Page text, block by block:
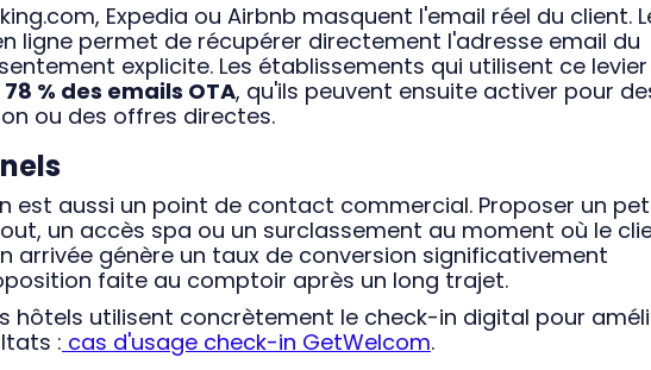
Expedia ou Airbnb masquent l'email réel du client.
ligne permet de récupérer directement l'adresse email du
explicite. Les établissements qui utilisent ce levier
78 % des emails OTA, qu'ils peuvent ensuite activer pour
ou des offres directes.
est aussi un point de contact commercial. Proposer un
un accès spa ou un surclassement au moment où le
arrivée génère un taux de conversion significativement
faite au comptoir après un long trajet.
hôtels utilisent concrètement le check-in digital pour
: cas d'usage check-in GetWelcom.